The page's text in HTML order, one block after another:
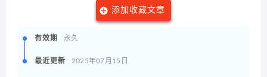
添加收藏文章
有效期 永久
最近更新 2025年07月15日